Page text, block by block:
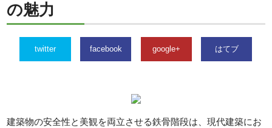
の魅力
twitter facebook google+ はてブ
建築物の安全性と美観を両立させる鉄骨階段は、現代建築にお